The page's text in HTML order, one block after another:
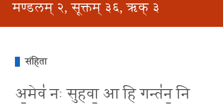
मण्डलम् २, सूक्तम् ३६, ऋक् ३
संहिता
अ॒मेव॑ नः सुहवा॒ आ हि गन्त॑न॒ नि